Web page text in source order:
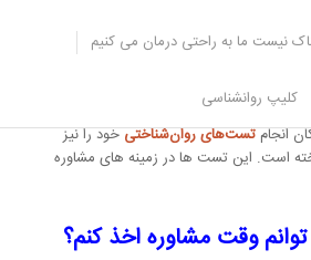
نیست ما به راحتی درمان می کنیم
کلیپ روانشناسی
در زمینه‌های خانواده، کودک، تحصیلی، شغلی،
حضوری و آنلاین
همه ممکن شود؛ بنابراین علاوه بر
انجامتست‌های روان‌شناختیخود را نیز
است. این تست ها در زمینه های مشاوره
وقت مشاوره اخذ کنم؟